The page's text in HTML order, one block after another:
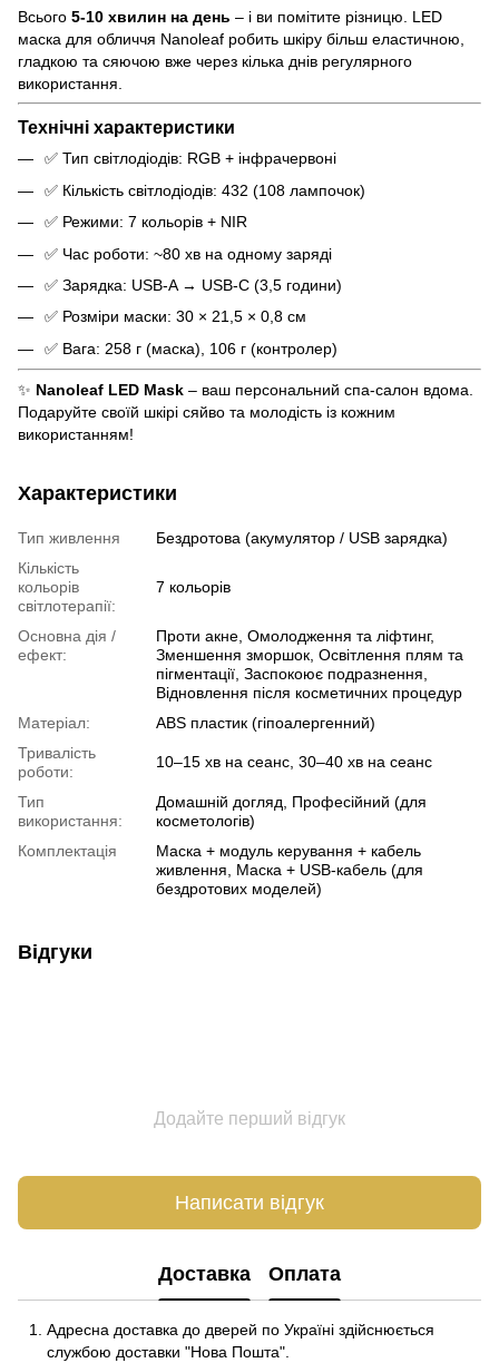
Всього 5-10 хвилин на день – і ви помітите різницю. LED
маска для обличчя Nanoleaf робить шкіру більш еластичною,
гладкою та сяючою вже через кілька днів регулярного
використання.
Технічні характеристики
✅ Тип світлодіодів: RGB + інфрачервоні
✅ Кількість світлодіодів: 432 (108 лампочок)
✅ Режими: 7 кольорів + NIR
✅ Час роботи: ~80 хв на одному заряді
✅ Зарядка: USB-A → USB-C (3,5 години)
✅ Розміри маски: 30 × 21,5 × 0,8 см
✅ Вага: 258 г (маска), 106 г (контролер)
✨ Nanoleaf LED Mask – ваш персональний спа-салон вдома.
Подаруйте своїй шкірі сяйво та молодість із кожним
використанням!
Характеристики
Тип живлення
Бездротова (акумулятор / USB зарядка)
Кількість
кольорів
світлотерапії:
7 кольорів
Основна дія /
ефект:
Проти акне, Омолодження та ліфтинг,
Зменшення зморшок, Освітлення плям та
пігментації, Заспокоює подразнення,
Відновлення після косметичних процедур
Матеріал:
ABS пластик (гіпоалергенний)
Тривалість
роботи:
10–15 хв на сеанс, 30–40 хв на сеанс
Тип
використання:
Домашній догляд, Професійний (для
косметологів)
Комплектація
Маска + модуль керування + кабель
живлення, Маска + USB-кабель (для
бездротових моделей)
Відгуки
Додайте перший відгук
Написати відгук
Доставка Оплата
Адресна доставка до дверей по Україні здійснюється
службою доставки "Нова Пошта".